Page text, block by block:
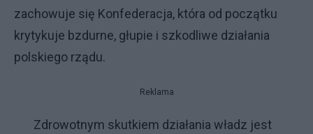
zachowuje się Konfederacja, która od początku
krytykuje bzdurne, głupie i szkodliwe działania
polskiego rządu.
Reklama
Zdrowotnym skutkiem działania władz jest